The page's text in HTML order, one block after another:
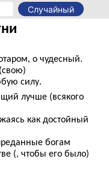
Случайный
о чудесный.
силу.
лучше (всякого
как достойный
богам
(, чтобы его было)